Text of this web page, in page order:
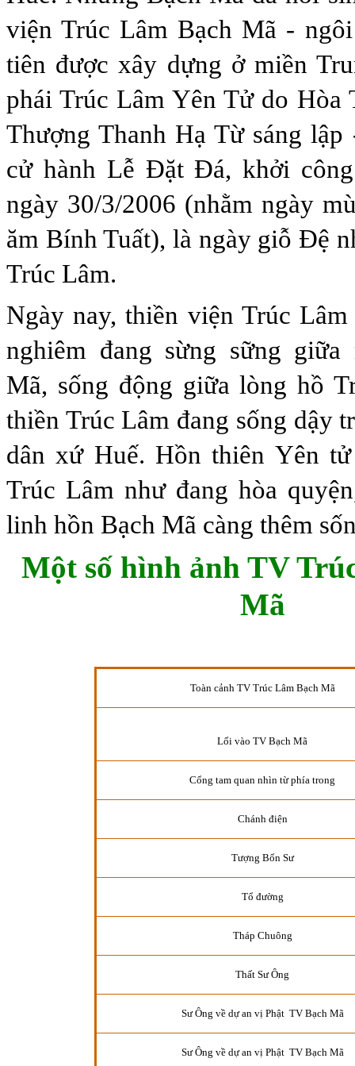
viện Trúc Lâm Bạch Mã -
tiên được xây dựng ở miền
phái Trúc Lâm Yên Tử do Hòa
Thượng Thanh Hạ Từ sáng
cử hành Lễ Đặt Đá, khởi
ngày 30/3/2006 (nhằm ngày
ăm Bính Tuất), là ngày giỗ Đệ
Trúc Lâm.
Ngày nay, thiền viện Trúc
nghiêm đang sừng sững giữa
Mã, sống động giữa lònghồ
thiền Trúc Lâm đang sống dậy
dân xứ Huế. Hồn thiên Yên
Trúc Lâm như đang hòa
linh hồn Bạch Mã càng thêm
Một số hình ảnh TV
Mã
Toàn cảnh TV Trúc Lâm Bạch Mã
Lối vào TV Bạch Mã
Cổng tam quan nhìn từ phía trong
Chánh điện
Tượng Bổn Sư
Tổ đường
Tháp Chuông
Thất Sư Ông
Sư Ông về dự an vị Phật TV Bạch Mã
Sư Ông về dự an vị Phật TV Bạch Mã